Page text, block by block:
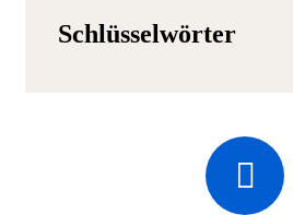
Schlüsselwörter